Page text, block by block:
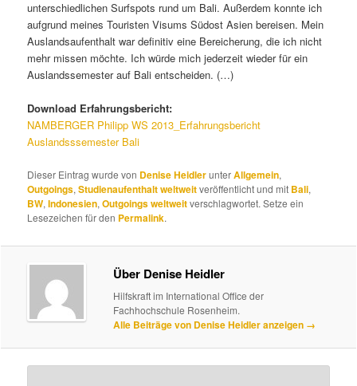
unterschiedlichen Surfspots rund um Bali. Außerdem konnte ich
aufgrund meines Touristen Visums Südost Asien bereisen. Mein
Auslandsaufenthalt war definitiv eine Bereicherung, die ich nicht
mehr missen möchte. Ich würde mich jederzeit wieder für ein
Auslandssemester auf Bali entscheiden. (…)
Download Erfahrungsbericht:
NAMBERGER Philipp WS 2013_Erfahrungsbericht
Auslandsssemester Bali
Dieser Eintrag wurde von Denise HeidlerunterAllgemein,
Outgoings,Studienaufenthalt weltweitveröffentlicht und mit Bali,
BW,Indonesien,Outgoings weltweitverschlagwortet. Setze ein
Lesezeichen für den Permalink.
Über Denise Heidler
Hilfskraft im International Office der
Fachhochschule Rosenheim.
Alle Beiträge von Denise Heidler anzeigen →